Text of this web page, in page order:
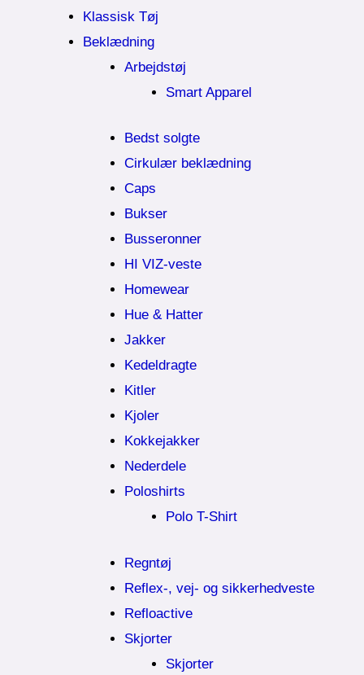
Klassisk Tøj
Beklædning
Arbejdstøj
Smart Apparel
Bedst solgte
Cirkulær beklædning
Caps
Bukser
Busseronner
HI VIZ-veste
Homewear
Hue & Hatter
Jakker
Kedeldragte
Kitler
Kjoler
Kokkejakker
Nederdele
Poloshirts
Polo T-Shirt
Regntøj
Reflex-, vej- og sikkerhedveste
Refloactive
Skjorter
Skjorter